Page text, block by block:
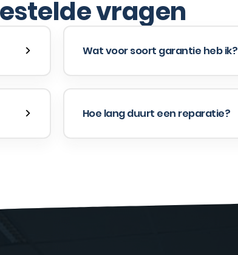
vragen
Wat voor soort garantie heb ik?
Hoe lang duurt een reparatie?